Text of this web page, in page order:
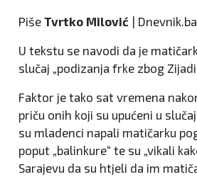
Piše Tvrtko Milović | Dnevnik.ba
U tekstu se navodi da je
slučaj „podizanja frke zbog
Faktor je tako sat vremena
priču onih koji su upućeni u
su mladenci napali matičarku
poput „balinkure“ te su „vikali
Sarajevu da su htjeli da im